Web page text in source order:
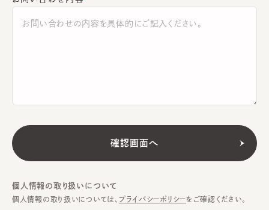
個人情報の取り扱いについて
個人情報の取り扱いについては、 プライバシーポリシーをご確認ください。